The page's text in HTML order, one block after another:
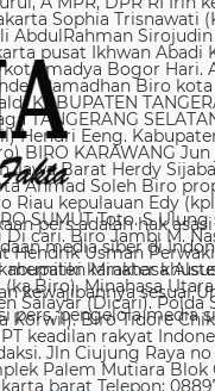
pers adalah hak
media siber di
memiliki karakter
kewajibannya sesuai
pers, pengelola media